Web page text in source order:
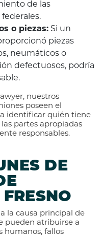
de las
o piezas: Si un
piezas
neumáticos o
defectuosos, podría
nuestros
poseen el
identificar quién tiene
partes apropiadas
responsables.
DE
la causa principal de
pueden atribuirse a
humanos, fallos